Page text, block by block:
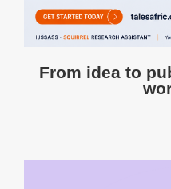
From idea to